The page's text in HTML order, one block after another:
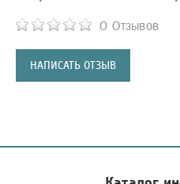
0 Отзывов
НАПИСАТЬ ОТЗЫВ